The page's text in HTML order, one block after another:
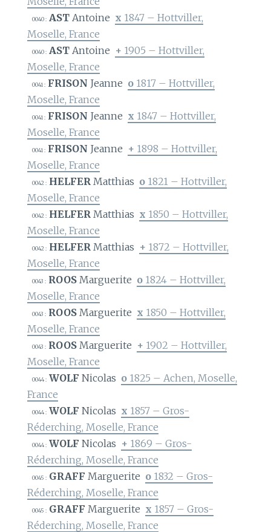
0040 : AST Antoine x 1847 – Hottviller,
Moselle, France
0040 : AST Antoine + 1905 – Hottviller,
Moselle, France
0041 : FRISON Jeanne o 1817 – Hottviller,
Moselle, France
0041 : FRISON Jeanne x 1847 – Hottviller,
Moselle, France
0041 : FRISON Jeanne + 1898 – Hottviller,
Moselle, France
0042 : HELFER Matthias o 1821 – Hottviller,
Moselle, France
0042 : HELFER Matthias x 1850 – Hottviller,
Moselle, France
0042 : HELFER Matthias + 1872 – Hottviller,
Moselle, France
0043 : ROOS Marguerite o 1824 – Hottviller,
Moselle, France
0043 : ROOS Marguerite x 1850 – Hottviller,
Moselle, France
0043 : ROOS Marguerite + 1902 – Hottviller,
Moselle, France
0044 : WOLF Nicolas o 1825 – Achen, Moselle,
France
0044 : WOLF Nicolas x 1857 – Gros-
Réderching, Moselle, France
0044 : WOLF Nicolas + 1869 – Gros-
Réderching, Moselle, France
0045 : GRAFF Marguerite o 1832 – Gros-
Réderching, Moselle, France
0045 : GRAFF Marguerite x 1857 – Gros-
Réderching, Moselle, France